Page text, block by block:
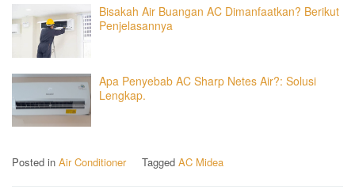
Bisakah Air Buangan AC Dimanfaatkan? Berikut
Penjelasannya
Apa Penyebab AC Sharp Netes Air?: Solusi
Lengkap.
Posted in Air Conditioner Tagged AC Midea